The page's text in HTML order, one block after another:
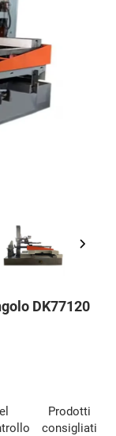
DK77120
Prodotti
consigliati